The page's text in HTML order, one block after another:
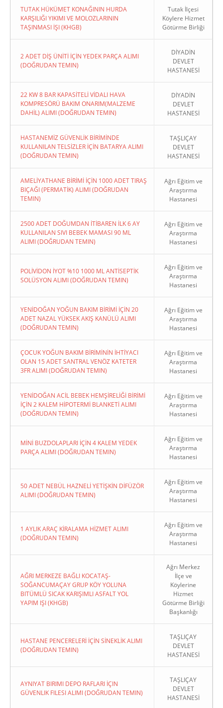
TUTAK HÜKÜMET KONAĞININ HURDA
KARŞILIĞI YIKIMI VE MOLOZLARININ
TAŞINMASI İŞI (KHGB)
Tutak İlçesi
Köylere Hizmet
Götürme Birliği
2 ADET DİŞ ÜNİTİ İÇİN YEDEK PARÇA ALIMI
(DOĞRUDAN TEMIN)
DİYADİN
DEVLET
HASTANESİ
22 KW 8 BAR KAPASİTELİ VİDALI HAVA
KOMPRESÖRÜ BAKIM ONARIM(MALZEME
DAHİL) ALIMI (DOĞRUDAN TEMIN)
DİYADİN
DEVLET
HASTANESİ
HASTANEMİZ GÜVENLİK BİRİMİNDE
KULLANILAN TELSİZLER İÇİN BATARYA ALIMI
(DOĞRUDAN TEMIN)
TAŞLIÇAY
DEVLET
HASTANESİ
AMELİYATHANE BİRİMİ İÇİN 1000 ADET TIRAŞ
BIÇAĞI (PERMATİK) ALIMI (DOĞRUDAN
TEMIN)
Ağrı Eğitim ve
Araştırma
Hastanesi
2500 ADET DOĞUMDAN İTİBAREN İLK 6 AY
KULLANILAN SIVI BEBEK MAMASI 90 ML
ALIMI (DOĞRUDAN TEMIN)
Ağrı Eğitim ve
Araştırma
Hastanesi
POLİVİDON İYOT %10 1000 ML ANTİSEPTİK
SOLÜSYON ALIMI (DOĞRUDAN TEMIN)
Ağrı Eğitim ve
Araştırma
Hastanesi
YENİDOĞAN YOĞUN BAKIM BİRİMİ İÇİN 20
ADET NAZAL YÜKSEK AKIŞ KANÜLÜ ALIMI
(DOĞRUDAN TEMIN)
Ağrı Eğitim ve
Araştırma
Hastanesi
ÇOCUK YOĞUN BAKIM BİRİMİNİN İHTİYACI
OLAN 15 ADET SANTRAL VENÖZ KATETER
3FR ALIMI (DOĞRUDAN TEMIN)
Ağrı Eğitim ve
Araştırma
Hastanesi
YENİDOĞAN ACİL BEBEK HEMŞİRELİĞİ BİRİMİ
İÇİN 2 KALEM HİPOTERMİ BLANKETİ ALIMI
(DOĞRUDAN TEMIN)
Ağrı Eğitim ve
Araştırma
Hastanesi
MİNİ BUZDOLAPLARI İÇİN 4 KALEM YEDEK
PARÇA ALIMI (DOĞRUDAN TEMIN)
Ağrı Eğitim ve
Araştırma
Hastanesi
50 ADET NEBÜL HAZNELİ YETİŞKİN DİFÜZÖR
ALIMI (DOĞRUDAN TEMIN)
Ağrı Eğitim ve
Araştırma
Hastanesi
1 AYLIK ARAÇ KİRALAMA HİZMET ALIMI
(DOĞRUDAN TEMIN)
Ağrı Eğitim ve
Araştırma
Hastanesi
AĞRI MERKEZE BAĞLI KOCATAŞ-
SOĞANCUMAÇAY GRUP KÖY YOLUNA
BITÜMLÜ SICAK KARIŞIMLI ASFALT YOL
YAPIM IŞI (KHGB)
Ağrı Merkez
İlçe ve
Köylerine
Hizmet
Götürme Birliği
Başkanlığı
HASTANE PENCERELERİ İÇİN SİNEKLİK ALIMI
(DOĞRUDAN TEMIN)
TAŞLIÇAY
DEVLET
HASTANESİ
AYNIYAT BIRIMI DEPO RAFLARI İÇIN
GÜVENLIK FILESI ALIMI (DOĞRUDAN TEMIN)
TAŞLIÇAY
DEVLET
HASTANESİ